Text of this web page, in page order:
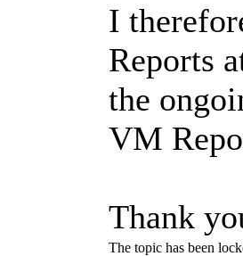
I
Reports
the
VM
Thank
The topic has been